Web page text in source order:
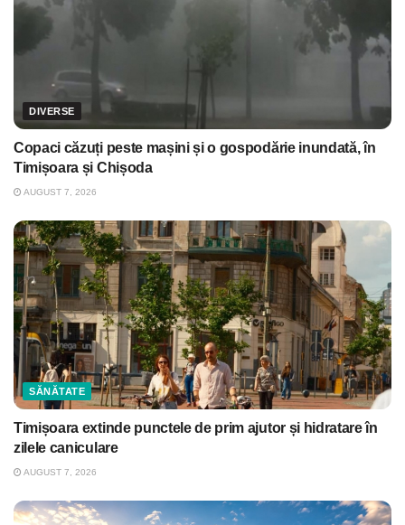
DIVERSE
Copaci căzuți peste mașini și o gospodărie inundată, în
Timișoara și Chișoda
AUGUST 7, 2026
SĂNĂTATE
Timișoara extinde punctele de prim ajutor și hidratare în
zilele caniculare
AUGUST 7, 2026